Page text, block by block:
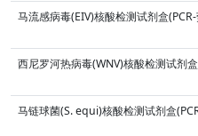
马流感病毒(EIV)核酸检测试剂盒
西尼罗河热病毒(WNV)核酸检测试剂
马链球菌(S. equi)核酸检测试剂盒